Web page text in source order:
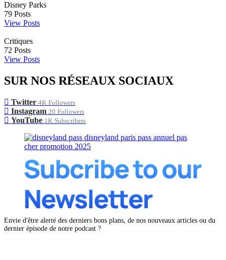
Disney Parks
79 Posts
View Posts
Critiques
72 Posts
View Posts
SUR NOS RÉSEAUX SOCIAUX
Twitter 4K Followers
Instagram 20 Followers
YouTube 1K Subscribers
Envie d'être alerté des derniers bons plans, de nos nouveaux articles ou du
dernier épisode de notre podcast ?